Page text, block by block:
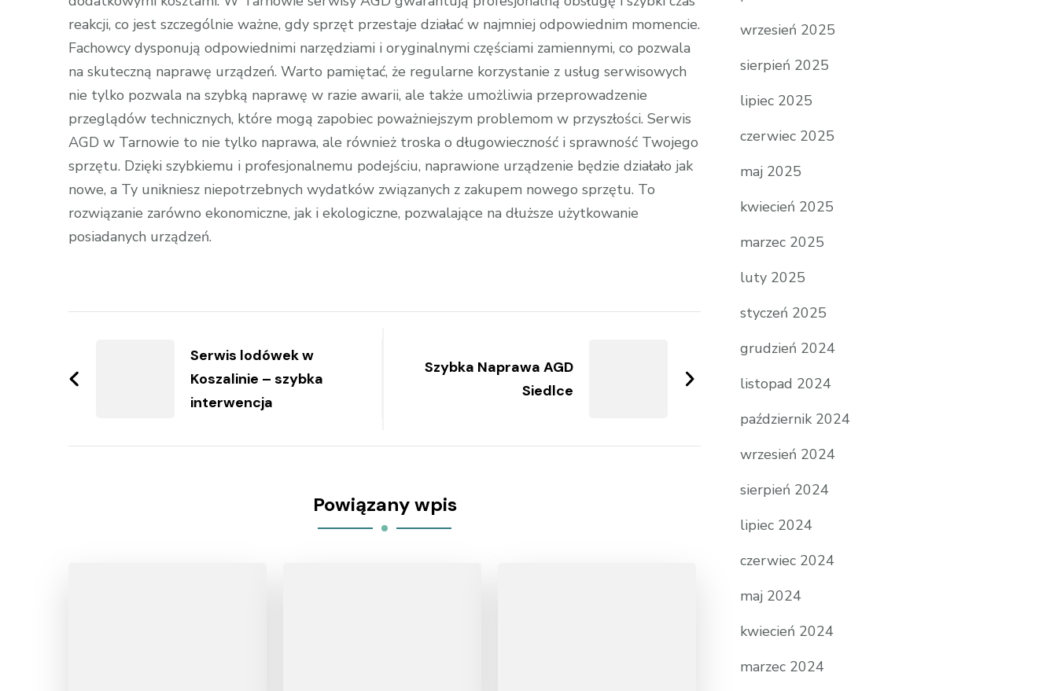
reakcji, co jest szczególnie ważne, gdy sprzęt przestaje działać w najmniej odpowiednim momencie.
Fachowcy dysponują odpowiednimi narzędziami i oryginalnymi częściami zamiennymi, co pozwala
na skuteczną naprawę urządzeń. Warto pamiętać, że regularne korzystanie z usług serwisowych
nie tylko pozwala na szybką naprawę w razie awarii, ale także umożliwia przeprowadzenie
przeglądów technicznych, które mogą zapobiec poważniejszym problemom w przyszłości. Serwis
AGD w Tarnowie to nie tylko naprawa, ale również troska o długowieczność i sprawność Twojego
sprzętu. Dzięki szybkiemu i profesjonalnemu podejściu, naprawione urządzenie będzie działało jak
nowe, a Ty unikniesz niepotrzebnych wydatków związanych z zakupem nowego sprzętu. To
rozwiązanie zarówno ekonomiczne, jak i ekologiczne, pozwalające na dłuższe użytkowanie
posiadanych urządzeń.
wpisy
Serwis lodówek w
Koszalinie – szybka
interwencja
Szybka Naprawa AGD
Siedlce
Powiązany wpis
wrzesień 2025
sierpień 2025
lipiec 2025
czerwiec 2025
maj 2025
kwiecień 2025
marzec 2025
luty 2025
styczeń 2025
grudzień 2024
listopad 2024
październik 2024
wrzesień 2024
sierpień 2024
lipiec 2024
czerwiec 2024
maj 2024
kwiecień 2024
marzec 2024